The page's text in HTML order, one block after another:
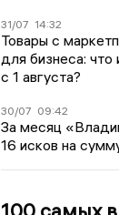
31/07 14:32
Товары с
для бизнеса:
с 1 августа?
30/07 09:42
За месяц
16 исков на